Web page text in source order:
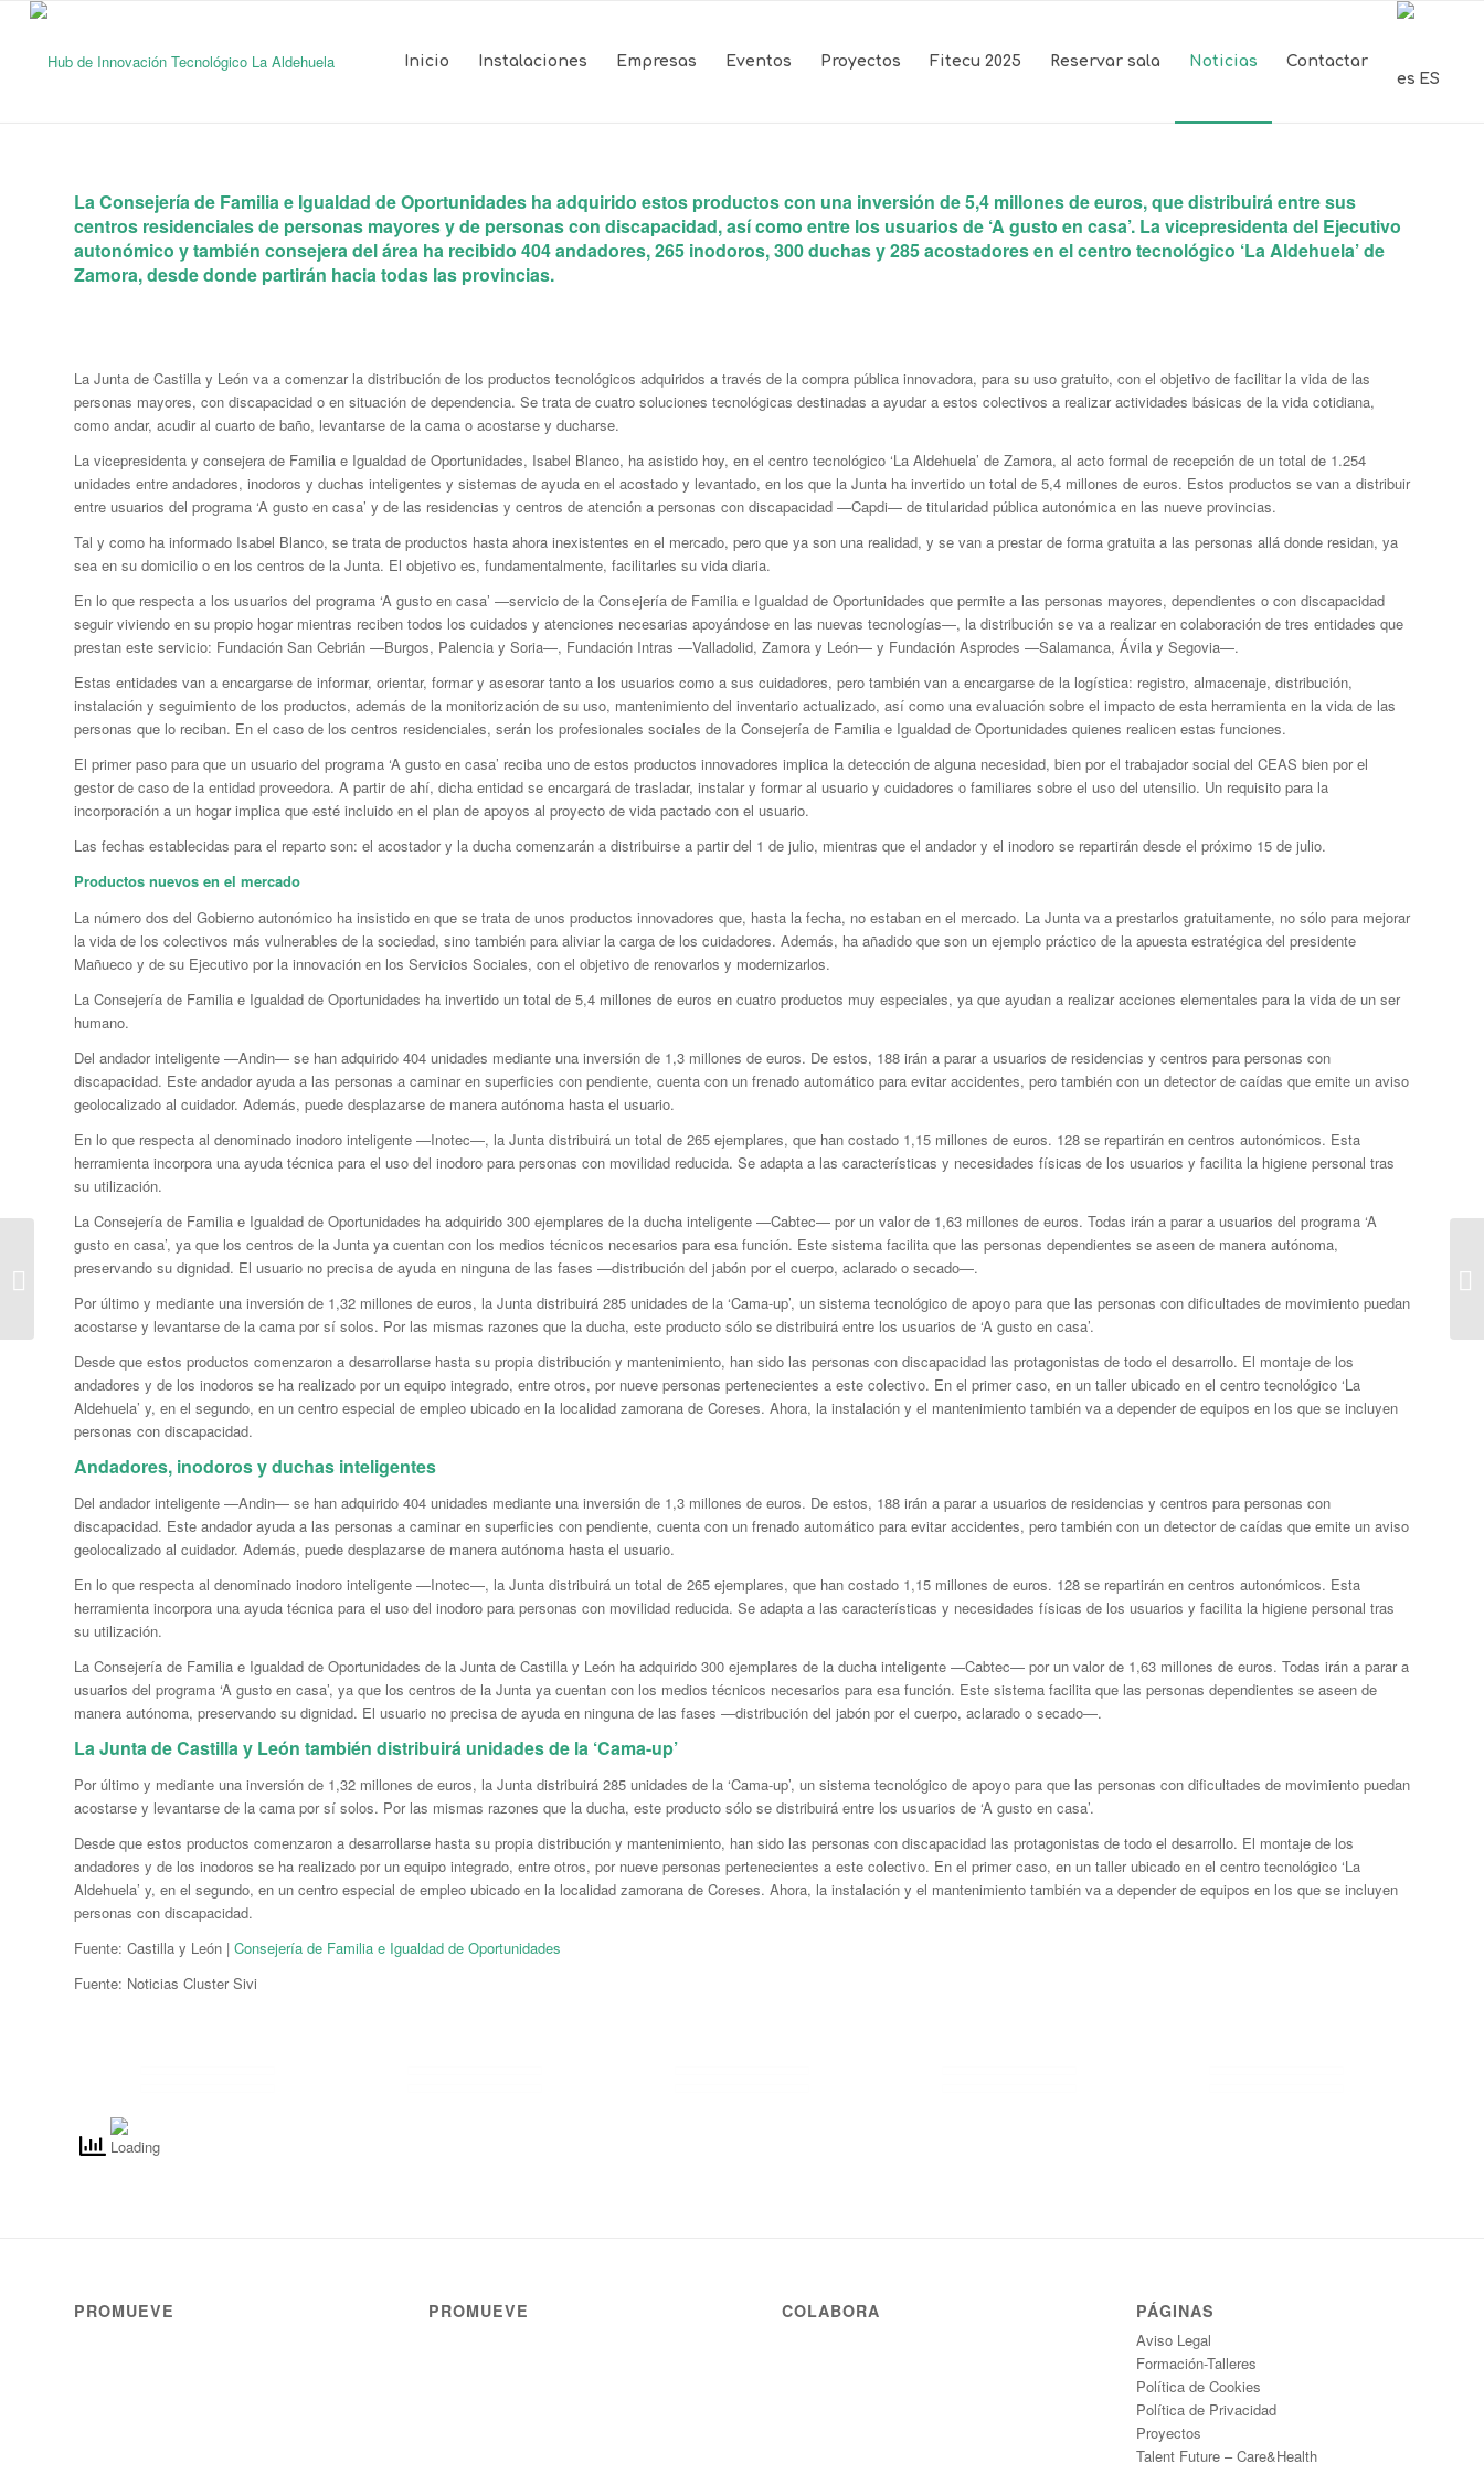
Inicio Instalaciones Empresas Eventos Proyectos Fitecu 2025 Reservar sala Noticias
Contactar
ES
La Consejería de Familia e Igualdad de Oportunidades ha adquirido estos productos con una inversión de 5,4 millones de euros, que distribuirá entre sus
centros residenciales de personas mayores y de personas con discapacidad, así como entre los usuarios de ‘A gusto en casa’. La vicepresidenta del Ejecutivo
autonómico y también consejera del área ha recibido 404 andadores, 265 inodoros, 300 duchas y 285 acostadores en el centro tecnológico ‘La Aldehuela’ de
Zamora, desde donde partirán hacia todas las provincias.
La Junta de Castilla y León va a comenzar la distribución de los productos tecnológicos adquiridos a través de la compra pública innovadora, para su uso gratuito, con el objetivo de facilitar la vida de las
personas mayores, con discapacidad o en situación de dependencia. Se trata de cuatro soluciones tecnológicas destinadas a ayudar a estos colectivos a realizar actividades básicas de la vida cotidiana,
como andar, acudir al cuarto de baño, levantarse de la cama o acostarse y ducharse.
La vicepresidenta y consejera de Familia e Igualdad de Oportunidades, Isabel Blanco, ha asistido hoy, en el centro tecnológico ‘La Aldehuela’ de Zamora, al acto formal de recepción de un total de 1.254
unidades entre andadores, inodoros y duchas inteligentes y sistemas de ayuda en el acostado y levantado, en los que la Junta ha invertido un total de 5,4 millones de euros. Estos productos se van a distribuir
entre usuarios del programa ‘A gusto en casa’ y de las residencias y centros de atención a personas con discapacidad —Capdi— de titularidad pública autonómica en las nueve provincias.
Tal y como ha informado Isabel Blanco, se trata de productos hasta ahora inexistentes en el mercado, pero que ya son una realidad, y se van a prestar de forma gratuita a las personas allá donde residan, ya
sea en su domicilio o en los centros de la Junta. El objetivo es, fundamentalmente, facilitarles su vida diaria.
En lo que respecta a los usuarios del programa ‘A gusto en casa’ —servicio de la Consejería de Familia e Igualdad de Oportunidades que permite a las personas mayores, dependientes o con discapacidad
seguir viviendo en su propio hogar mientras reciben todos los cuidados y atenciones necesarias apoyándose en las nuevas tecnologías—, la distribución se va a realizar en colaboración de tres entidades que
prestan este servicio: Fundación San Cebrián —Burgos, Palencia y Soria—, Fundación Intras —Valladolid, Zamora y León— y Fundación Asprodes —Salamanca, Ávila y Segovia—.
Estas entidades van a encargarse de informar, orientar, formar y asesorar tanto a los usuarios como a sus cuidadores, pero también van a encargarse de la logística: registro, almacenaje, distribución,
instalación y seguimiento de los productos, además de la monitorización de su uso, mantenimiento del inventario actualizado, así como una evaluación sobre el impacto de esta herramienta en la vida de las
personas que lo reciban. En el caso de los centros residenciales, serán los profesionales sociales de la Consejería de Familia e Igualdad de Oportunidades quienes realicen estas funciones.
El primer paso para que un usuario del programa ‘A gusto en casa’ reciba uno de estos productos innovadores implica la detección de alguna necesidad, bien por el trabajador social del CEAS bien por el
gestor de caso de la entidad proveedora. A partir de ahí, dicha entidad se encargará de trasladar, instalar y formar al usuario y cuidadores o familiares sobre el uso del utensilio. Un requisito para la
incorporación a un hogar implica que esté incluido en el plan de apoyos al proyecto de vida pactado con el usuario.
Las fechas establecidas para el reparto son: el acostador y la ducha comenzarán a distribuirse a partir del 1 de julio, mientras que el andador y el inodoro se repartirán desde el próximo 15 de julio.
Productos nuevos en el mercado
La número dos del Gobierno autonómico ha insistido en que se trata de unos productos innovadores que, hasta la fecha, no estaban en el mercado. La Junta va a prestarlos gratuitamente, no sólo para mejorar
la vida de los colectivos más vulnerables de la sociedad, sino también para aliviar la carga de los cuidadores. Además, ha añadido que son un ejemplo práctico de la apuesta estratégica del presidente
Mañueco y de su Ejecutivo por la innovación en los Servicios Sociales, con el objetivo de renovarlos y modernizarlos.
La Consejería de Familia e Igualdad de Oportunidades ha invertido un total de 5,4 millones de euros en cuatro productos muy especiales, ya que ayudan a realizar acciones elementales para la vida de un ser
humano.
Del andador inteligente —Andin— se han adquirido 404 unidades mediante una inversión de 1,3 millones de euros. De estos, 188 irán a parar a usuarios de residencias y centros para personas con
discapacidad. Este andador ayuda a las personas a caminar en superficies con pendiente, cuenta con un frenado automático para evitar accidentes, pero también con un detector de caídas que emite un aviso
geolocalizado al cuidador. Además, puede desplazarse de manera autónoma hasta el usuario.
En lo que respecta al denominado inodoro inteligente —Inotec—, la Junta distribuirá un total de 265 ejemplares, que han costado 1,15 millones de euros. 128 se repartirán en centros autonómicos. Esta
herramienta incorpora una ayuda técnica para el uso del inodoro para personas con movilidad reducida. Se adapta a las características y necesidades físicas de los usuarios y facilita la higiene personal tras
su utilización.
La Consejería de Familia e Igualdad de Oportunidades ha adquirido 300 ejemplares de la ducha inteligente —Cabtec— por un valor de 1,63 millones de euros. Todas irán a parar a usuarios del programa ‘A
gusto en casa’, ya que los centros de la Junta ya cuentan con los medios técnicos necesarios para esa función. Este sistema facilita que las personas dependientes se aseen de manera autónoma,
preservando su dignidad. El usuario no precisa de ayuda en ninguna de las fases —distribución del jabón por el cuerpo, aclarado o secado—.
Por último y mediante una inversión de 1,32 millones de euros, la Junta distribuirá 285 unidades de la ‘Cama-up’, un sistema tecnológico de apoyo para que las personas con dificultades de movimiento puedan
acostarse y levantarse de la cama por sí solos. Por las mismas razones que la ducha, este producto sólo se distribuirá entre los usuarios de ‘A gusto en casa’.
Desde que estos productos comenzaron a desarrollarse hasta su propia distribución y mantenimiento, han sido las personas con discapacidad las protagonistas de todo el desarrollo. El montaje de los
andadores y de los inodoros se ha realizado por un equipo integrado, entre otros, por nueve personas pertenecientes a este colectivo. En el primer caso, en un taller ubicado en el centro tecnológico ‘La
Aldehuela’ y, en el segundo, en un centro especial de empleo ubicado en la localidad zamorana de Coreses. Ahora, la instalación y el mantenimiento también va a depender de equipos en los que se incluyen
personas con discapacidad.
Andadores, inodoros y duchas inteligentes
Del andador inteligente —Andin— se han adquirido 404 unidades mediante una inversión de 1,3 millones de euros. De estos, 188 irán a parar a usuarios de residencias y centros para personas con
discapacidad. Este andador ayuda a las personas a caminar en superficies con pendiente, cuenta con un frenado automático para evitar accidentes, pero también con un detector de caídas que emite un aviso
geolocalizado al cuidador. Además, puede desplazarse de manera autónoma hasta el usuario.
En lo que respecta al denominado inodoro inteligente —Inotec—, la Junta distribuirá un total de 265 ejemplares, que han costado 1,15 millones de euros. 128 se repartirán en centros autonómicos. Esta
herramienta incorpora una ayuda técnica para el uso del inodoro para personas con movilidad reducida. Se adapta a las características y necesidades físicas de los usuarios y facilita la higiene personal tras
su utilización.
La Consejería de Familia e Igualdad de Oportunidades de la Junta de Castilla y León ha adquirido 300 ejemplares de la ducha inteligente —Cabtec— por un valor de 1,63 millones de euros. Todas irán a parar a
usuarios del programa ‘A gusto en casa’, ya que los centros de la Junta ya cuentan con los medios técnicos necesarios para esa función. Este sistema facilita que las personas dependientes se aseen de
manera autónoma, preservando su dignidad. El usuario no precisa de ayuda en ninguna de las fases —distribución del jabón por el cuerpo, aclarado o secado—.
La Junta de Castilla y León también distribuirá unidades de la ‘Cama-up’
Por último y mediante una inversión de 1,32 millones de euros, la Junta distribuirá 285 unidades de la ‘Cama-up’, un sistema tecnológico de apoyo para que las personas con dificultades de movimiento puedan
acostarse y levantarse de la cama por sí solos. Por las mismas razones que la ducha, este producto sólo se distribuirá entre los usuarios de ‘A gusto en casa’.
Desde que estos productos comenzaron a desarrollarse hasta su propia distribución y mantenimiento, han sido las personas con discapacidad las protagonistas de todo el desarrollo. El montaje de los
andadores y de los inodoros se ha realizado por un equipo integrado, entre otros, por nueve personas pertenecientes a este colectivo. En el primer caso, en un taller ubicado en el centro tecnológico ‘La
Aldehuela’ y, en el segundo, en un centro especial de empleo ubicado en la localidad zamorana de Coreses. Ahora, la instalación y el mantenimiento también va a depender de equipos en los que se incluyen
personas con discapacidad.
Fuente: Castilla y León | Consejería de Familia e Igualdad de Oportunidades
Fuente: Noticias Cluster Sivi
PROMUEVE PROMUEVE COLABORA PÁGINAS
Aviso Legal
Formación-Talleres
Política de Cookies
Política de Privacidad
Proyectos
Talent Future – Care&Health
El HUB de Zamora
lanza dispositivos
personas mayores y